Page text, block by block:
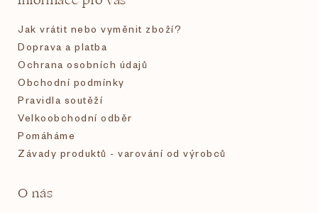
Jak vrátit nebo vyměnit zboží?
Doprava a platba
Ochrana osobních údajů
Obchodní podmínky
Pravidla soutěží
Velkoobchodní odběr
Pomáháme
Závady produktů - varování od výrobců
O nás